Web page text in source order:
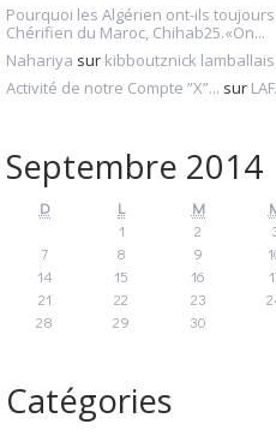
Pourquoi les Algérien ont-ils
Chérifien du Maroc, Chihab25.«On...
Nahariya sur kibboutznick lamballais
Activité de notre Compte ”X”... sur
Septembre 2014
D L M
1
2
7
8 9
14
15 16
21
22 23
28
29 30
Catégories